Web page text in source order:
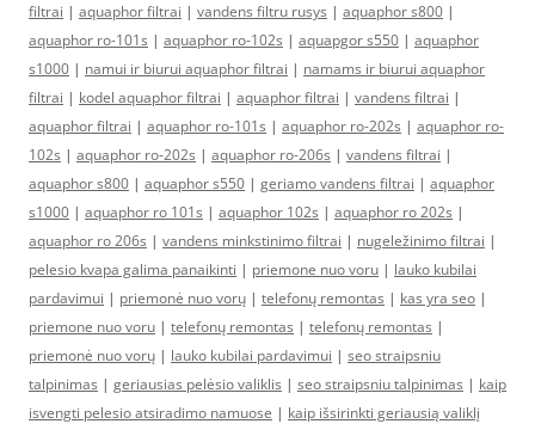
filtrai | aquaphor filtrai | vandens filtru rusys | aquaphor s800 |
aquaphor ro-101s | aquaphor ro-102s | aquapgor s550 | aquaphor
s1000 | namui ir biurui aquaphor filtrai | namams ir biurui aquaphor
filtrai | kodel aquaphor filtrai | aquaphor filtrai | vandens filtrai |
aquaphor filtrai | aquaphor ro-101s | aquaphor ro-202s | aquaphor ro-
102s | aquaphor ro-202s | aquaphor ro-206s | vandens filtrai |
aquaphor s800 | aquaphor s550 | geriamo vandens filtrai | aquaphor
s1000 | aquaphor ro 101s | aquaphor 102s | aquaphor ro 202s |
aquaphor ro 206s | vandens minkstinimo filtrai | nugeležinimo filtrai |
pelesio kvapa galima panaikinti | priemone nuo voru | lauko kubilai
pardavimui | priemonė nuo vorų | telefonų remontas | kas yra seo |
priemone nuo voru | telefonų remontas | telefonų remontas |
priemonė nuo vorų | lauko kubilai pardavimui | seo straipsniu
talpinimas | geriausias pelėsio valiklis | seo straipsniu talpinimas | kaip
isvengti pelesio atsiradimo namuose | kaip išsirinkti geriausią valiklį